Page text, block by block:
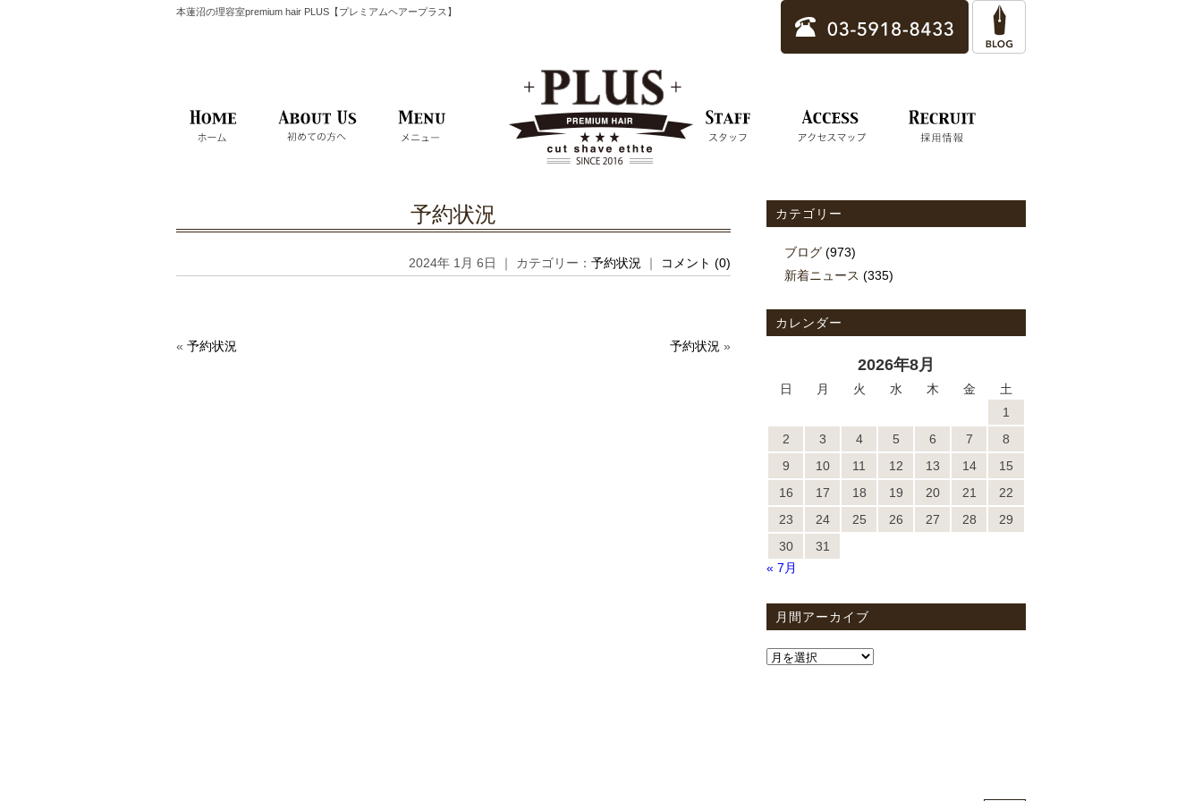
本蓮沼の理容室premium hair PLUS【プレミアムヘアープラス】
予約状況
2024年 1月 6日 ｜ カテゴリー： 予約状況 ｜ コメント (0)
« 予約状況 予約状況 »
カテゴリー
ブログ (973)
新着ニュース (335)
カレンダー
2026年8月
日 月 火 水 木 金
土
1
2
3 4 5 6 7
8
9
10 11 12 13 14
15
16
17 18 19 20 21
22
23
24 25 26 27 28
29
30
31
« 7月
月間アーカイブ